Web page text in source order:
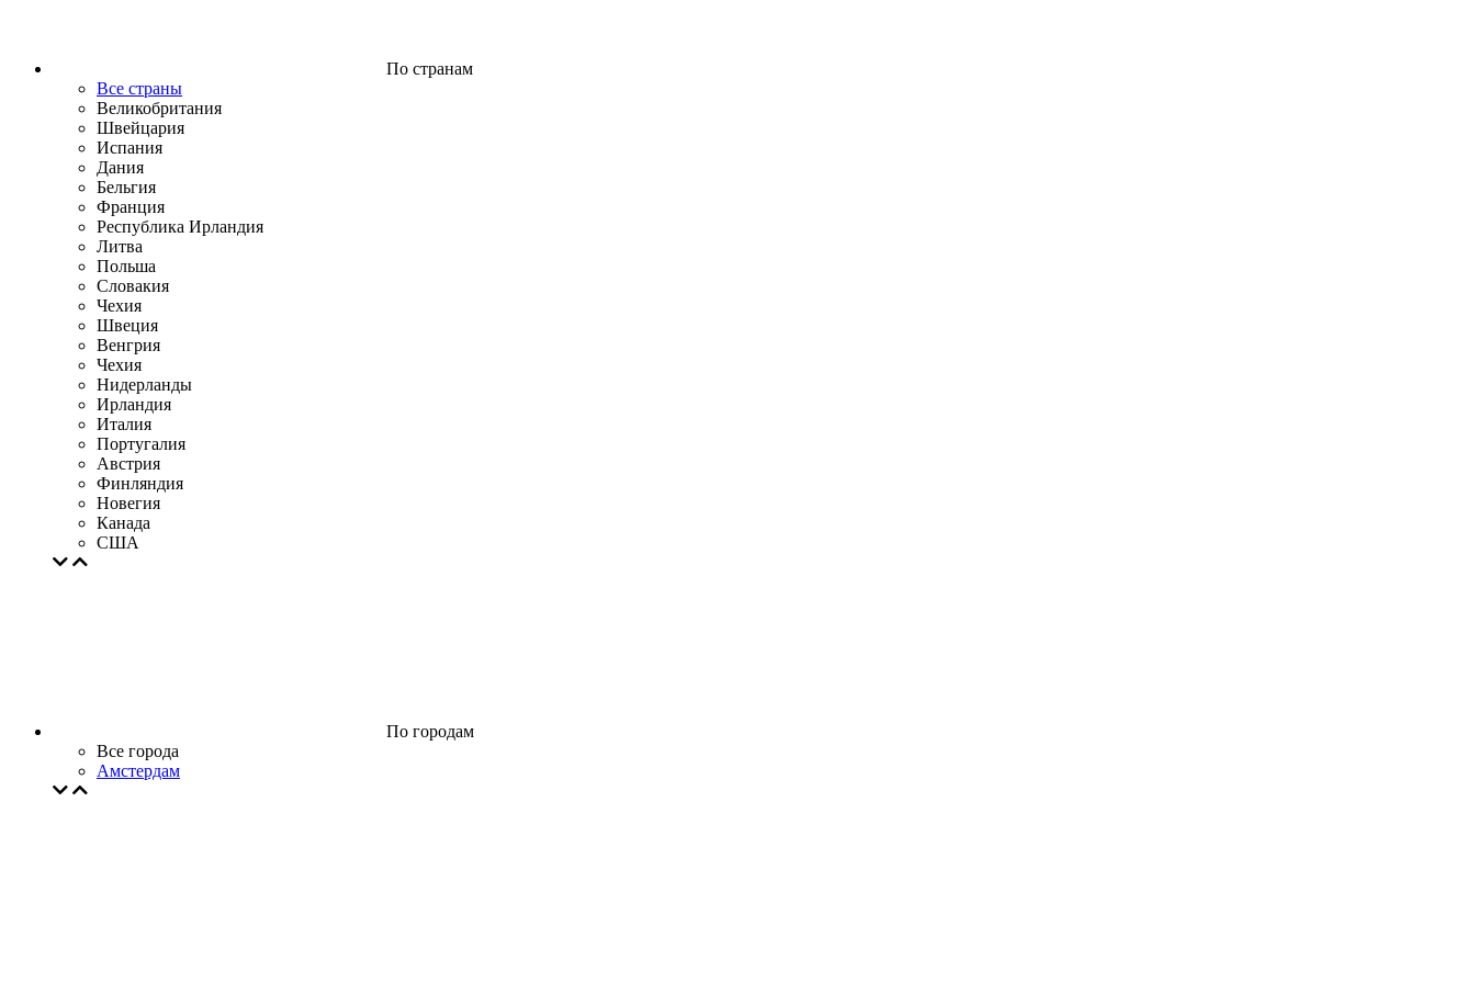
По странам
Все страны
Великобритания
Швейцария
Испания
Дания
Бельгия
Франция
Республика Ирландия
Литва
Польша
Словакия
Чехия
Швеция
Венгрия
Чехия
Нидерланды
Ирландия
Италия
Португалия
Австрия
Финляндия
Новегия
Канада
США
По городам
Все города
Амстердам